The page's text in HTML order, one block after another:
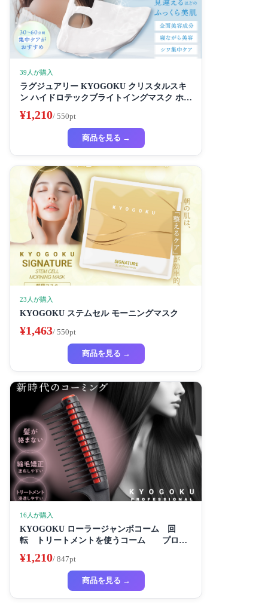
39人が購入
ラグジュアリー KYOGOKU クリスタルスキ
ン ハイドロテックブライトイングマスク ホワ
イトニングマスク 超濃厚保湿 ホワイトニング
フェイスパック ビューティーサロン監修者 シ
ートマスク ハイドラ 美容液
¥1,210/ 550pt
商品を見る →
23人が購入
KYOGOKU ステムセル モーニングマスク
¥1,463/ 550pt
商品を見る →
16人が購入
KYOGOKU ローラージャンボコーム 回
転 トリートメントを使うコーム プロ仕
様
¥1,210/ 847pt
商品を見る →